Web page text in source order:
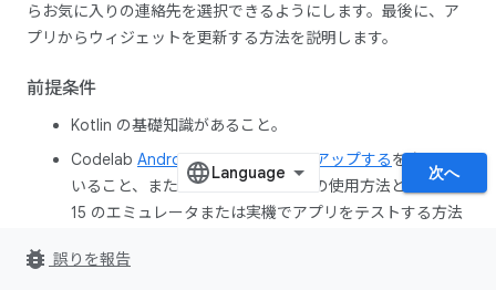
らお気に入りの連絡先を選択できるようにします。最後に、ア
プリからウィジェットを更新する方法を説明します。
前提条件
Kotlin の基礎知識があること。
Codelab Android Studio をセットアップするを完了して
いること、または Android Studio の使用方法と Android
15 のエミュレータまたは実機でアプリをテストする方法
Hiltの基礎知識があること。
次へ
bug_report 誤りを報告